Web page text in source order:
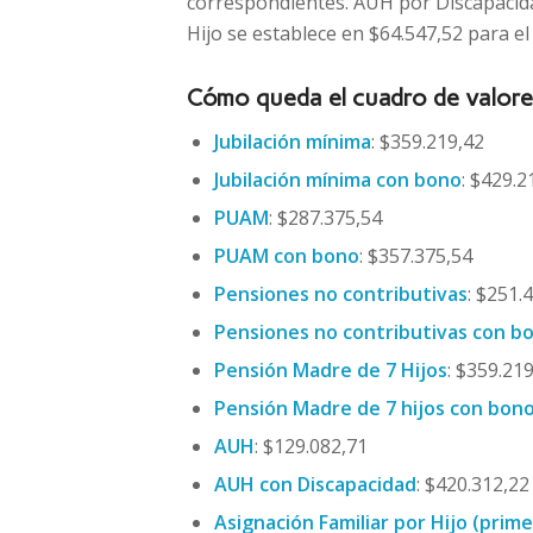
Hijo se establece en $64.547,52 para
Cómo queda el cuadro de
Jubilación mínima: $359.219,42
Jubilación mínima con bono:
PUAM: $287.375,54
PUAM con bono: $357.375,54
Pensiones no contributivas:
Pensiones no contributivas con
Pensión Madre de 7 Hijos:
Pensión Madre de 7 hijos con
AUH: $129.082,71
AUH con Discapacidad: $420.312,22
Asignación Familiar por Hijo